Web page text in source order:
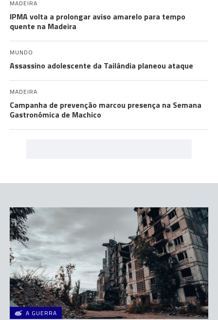
MADEIRA
IPMA volta a prolongar aviso amarelo para tempo
quente na Madeira
MUNDO
Assassino adolescente da Tailândia planeou ataque
MADEIRA
Campanha de prevenção marcou presença na Semana
Gastronómica de Machico
A GUERRA